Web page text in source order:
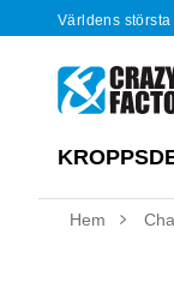
Världens
Hem